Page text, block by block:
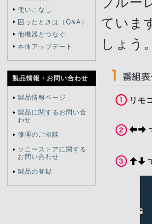
使いこなし
困ったときは（Q&A）
他機器とつなぐ
本体アップデート
製品情報・ お問い合わせ
製品情報ページ
製品に関するお問い合
わせ
修理のご相談
ソニーストアに関する
お問い合わせ
製品の登録
ていま
しょう。
リモ